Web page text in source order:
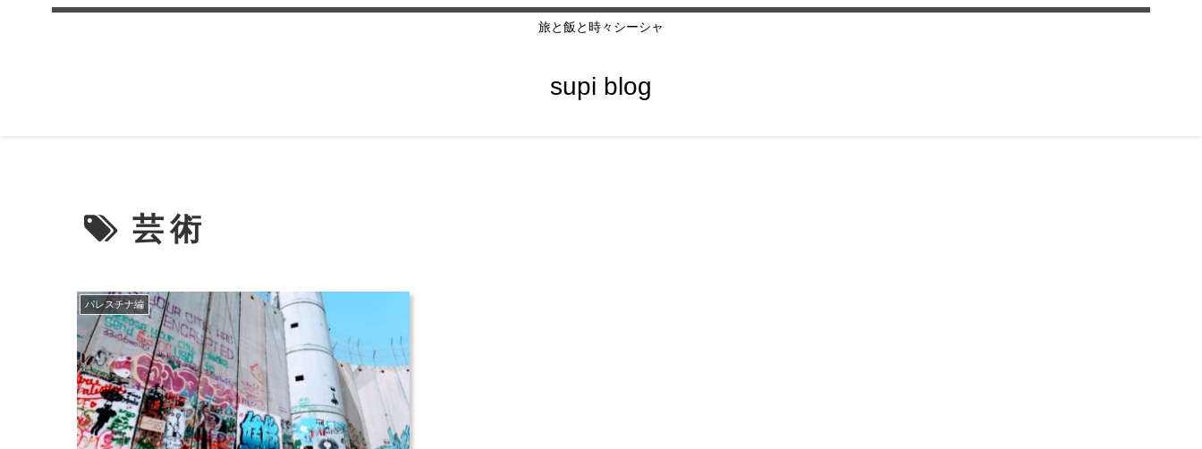
旅と飯と時々シーシャ
supi blog
芸術
パレスチナ編